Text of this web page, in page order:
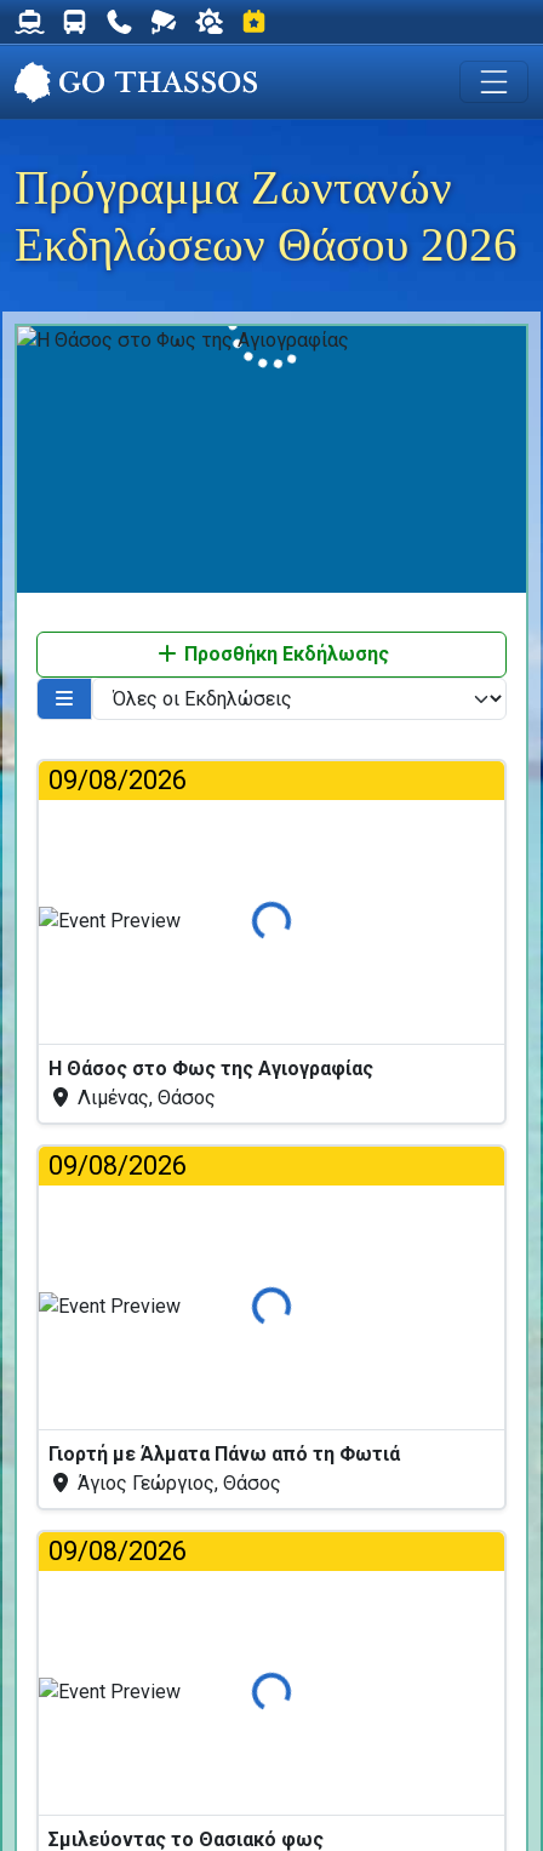
Δρομολόγια Φέρυ για Θάσο
Δρομολόγια Λεωφορείων Θάσου
Χρήσιμα Τηλέφωνα
Ζωντανή Κάμερα στη Χρυσή Ακτή
Ο καιρός στη Θάσο
Εκδηλώσεις στη Θάσο
Πρόγραμμα Ζωντανών
Εκδηλώσεων Θάσου 2026
Προσθήκη Εκδήλωσης
09/08/2026
Φόρτωση...
Η Θάσος στο Φως της Αγιογραφίας
Λιμένας, Θάσος
09/08/2026
Φόρτωση...
Γιορτή με Άλματα Πάνω από τη Φωτιά
Άγιος Γεώργιος, Θάσος
09/08/2026
Φόρτωση...
Σμιλεύοντας το Θασιακό φως